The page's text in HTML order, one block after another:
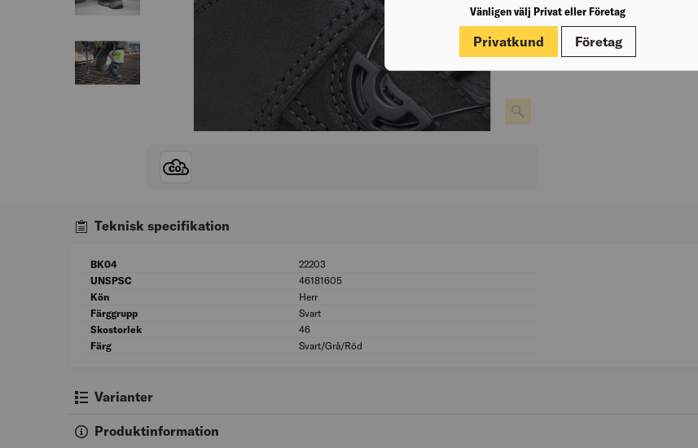
???price.aria???
3 445,00
Teknisk specifikation
BK04 22203
UNSPSC
46181605
Kön
Herr
Färggrupp
Svart
Skostorlek
46
Färg
Svart/Grå/Röd
Varianter
Produktinformation
Vänligen välj Privat eller Företag
Privatkund Företag